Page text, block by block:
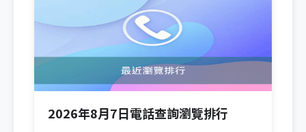
2026年8月7日電話查詢瀏覽排行